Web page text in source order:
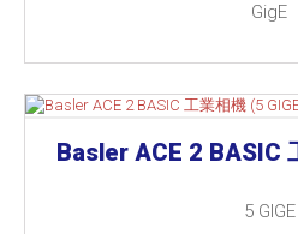
GigE
Basler ACE 2 BASIC
5 GIGE